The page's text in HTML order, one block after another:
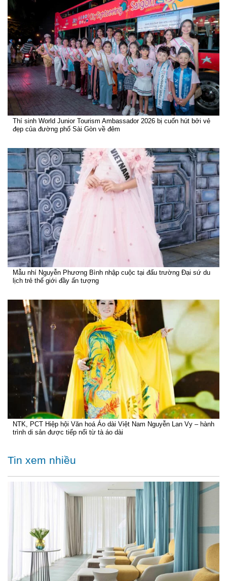
Thí sinh World Junior Tourism Ambassador 2026 bị cuốn hút bởi vẻ
đẹp của đường phố Sài Gòn về đêm
Mẫu nhí Nguyễn Phương Bình nhập cuộc tại đấu trường Đại sứ du
lịch trẻ thế giới đầy ấn tượng
NTK, PCT Hiệp hội Văn hoá Áo dài Việt Nam Nguyễn Lan Vy – hành
trình di sản được tiếp nối từ tà áo dài
Tin xem nhiều